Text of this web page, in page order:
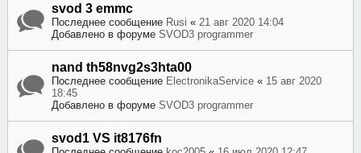
svod 3 emmc
Последнее сообщение Rusi « 21 авг 2020 14:04
Добавлено в форуме SVOD3 programmer
nand th58nvg2s3hta00
Последнее сообщение ElectronikaService « 15 авг 2020
18:45
Добавлено в форуме SVOD3 programmer
svod1 VS it8176fn